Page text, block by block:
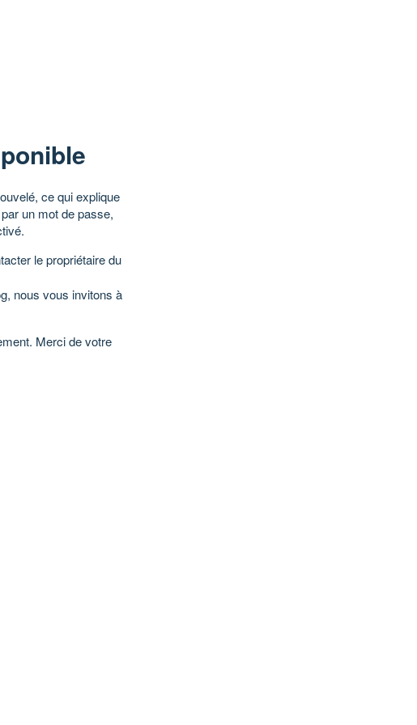
ce qui explique
un mot de passe,
le propriétaire du
nous vous invitons à
Merci de votre